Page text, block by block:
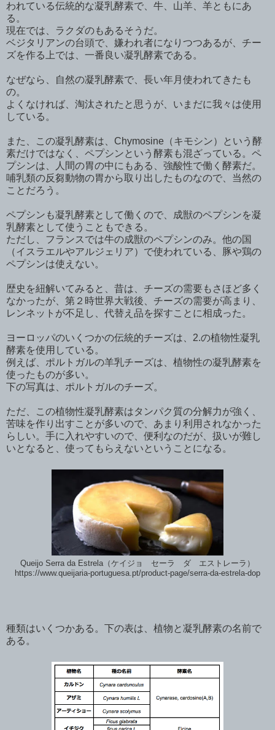
われている伝統的な凝乳酵素で、牛、山羊、羊ともにあ
る。
現在では、ラクダのもあるそうだ。
ベジタリアンの台頭で、嫌われ者になりつつあるが、チー
ズを作る上では、一番良い凝乳酵素である。
なぜなら、自然の凝乳酵素で、長い年月使われてきたも
の。
よくなければ、淘汰されたと思うが、いまだに我々は使用
している。
また、この凝乳酵素は、Chymosine（キモシン）という酵
素だけではなく、ペプシンという酵素も混ざっている。ペ
プシンは、人間の胃の中にもある、強酸性で働く酵素だ。
哺乳類の反芻動物の胃から取り出したものなので、当然の
ことだろう。
ペプシンも凝乳酵素として働くので、成獣のペプシンを凝
乳酵素として使うこともできる。
ただし、フランスでは牛の成獣のペプシンのみ。他の国
（イスラエルやアルジェリア）で使われている、豚や鶏の
ペプシンは使えない。
歴史を紐解いてみると、昔は、チーズの需要もさほど多く
なかったが、第２時世界大戦後、チーズの需要が高まり、
レンネットが不足し、代替え品を探すことに相成った。
ヨーロッパのいくつかの伝統的チーズは、2.の植物性凝乳
酵素を使用している。
例えば、ポルトガルの羊乳チーズは、植物性の凝乳酵素を
使ったものが多い。
下の写真は、ポルトガルのチーズ。
ただ、この植物性凝乳酵素はタンパク質の分解力が強く、
苦味を作り出すことが多いので、あまり利用されなかった
らしい。手に入れやすいので、便利なのだが、扱いが難し
いとなると、使ってもらえないということになる。
Queijo Serra da Estrela（ケイジョ セーラ ダ エストレーラ）
https://www.queijaria-portuguesa.pt/product-page/serra-da-estrela-dop
種類はいくつかある。下の表は、植物と凝乳酵素の名前で
ある。